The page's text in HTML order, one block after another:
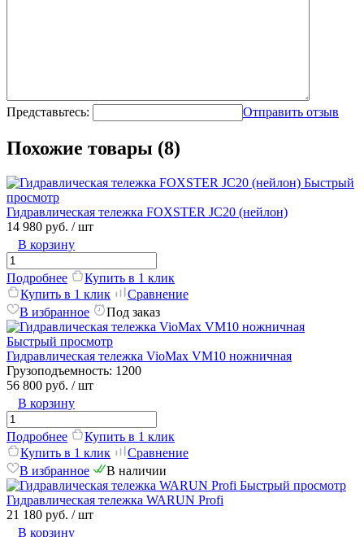
Представьтесь: Отправить отзыв
Похожие товары (8)
Быстрый
просмотр
Гидравлическая тележка FOXSTER JC20 (нейлон)
14 980 руб. / шт
В корзину
Подробнее
Купить в 1 клик
Купить в 1 клик
Сравнение
В избранное
Под заказ
Быстрый просмотр
Гидравлическая тележка VioMax VM10 ножничная
Грузоподъемность: 1200
56 800 руб. / шт
В корзину
Подробнее
Купить в 1 клик
Купить в 1 клик
Сравнение
В избранное
В наличии
Быстрый просмотр
Гидравлическая тележка WARUN Profi
21 180 руб. / шт
В корзину